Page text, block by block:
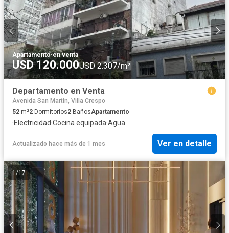
Apartamento·en venta
USD 120.000USD 2.307/m²
Departamento en Venta
Avenida San Martín, Villa Crespo
52 m²2 Dormitorios2 BañosApartamento
·Electricidad·Cocina equipada·Agua
Actualizado hace más de 1 mes Ver en detalle
1 /17